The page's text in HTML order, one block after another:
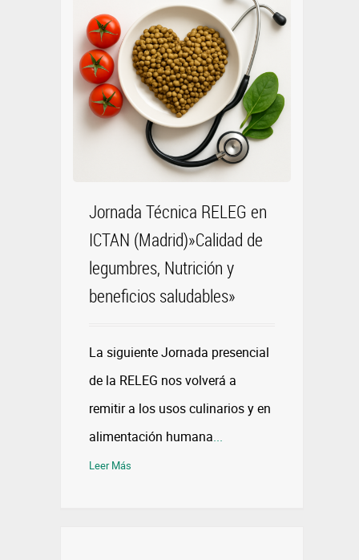
Jornada Técnica RELEG en
ICTAN (Madrid)»Calidad de
legumbres, Nutrición y
beneficios saludables»
La siguiente Jornada presencial
de la RELEG nos volverá a
remitir a los usos culinarios y en
alimentación humana...
Leer Más